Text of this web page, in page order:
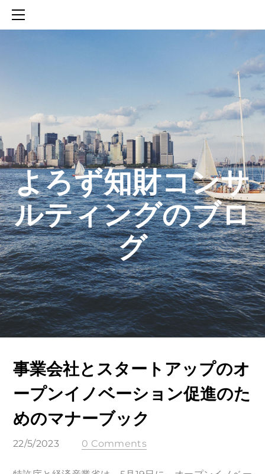
​よろず知財コンサ
ルティングのブロ
グ
事業会社とスタートアップのオ
ープンイノベーション促進のた
めのマナーブック
22/5/2023 0 Comments
SERVICES
知財活動のROICへの貢献
生成AIを活用した知財戦略の策定方法
生成AIとの「壁打ち」で、新たな発明を創出する方法